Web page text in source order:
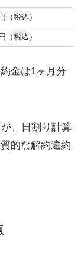
（税込）
（税込）
金は1ヶ月分
、日割り計算
的な解約違約